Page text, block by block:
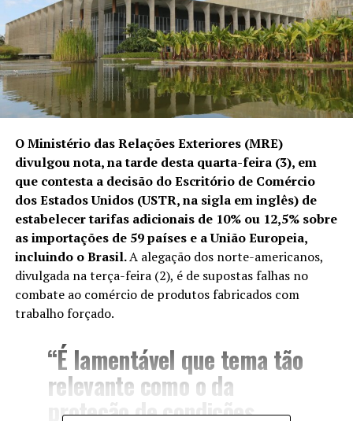
O Ministério das Relações Exteriores (MRE)
divulgou nota, na tarde desta quarta-feira (3), em
que contesta a decisão do Escritório de Comércio
dos Estados Unidos (USTR, na sigla em inglês) de
estabelecer tarifas adicionais de 10% ou 12,5%sobre
as importações de 59 países e a União Europeia,
incluindo o Brasil.A alegação dos norte-americanos,
divulgada na terça-feira (2), é de supostas falhas no
combate ao comércio de produtos fabricados com
trabalho forçado.
“É lamentável que tema tão
relevante como o da
proteção de condições